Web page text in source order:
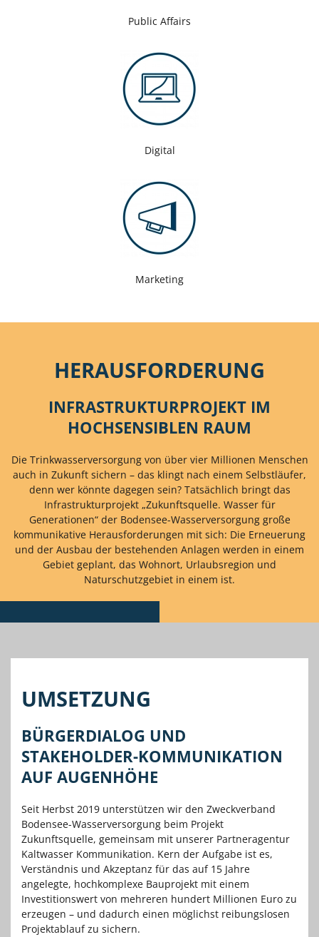
Public Affairs
Digital
Marketing
HERAUSFORDERUNG
INFRASTRUKTURPROJEKT IM
HOCHSENSIBLEN RAUM
Die Trinkwasserversorgung von über vier Millionen Menschen
auch in Zukunft sichern – das klingt nach einem Selbstläufer,
denn wer könnte dagegen sein? Tatsächlich bringt das
Infrastrukturprojekt „Zukunftsquelle. Wasser für
Generationen“ der Bodensee-Wasserversorgung große
kommunikative Herausforderungen mit sich: Die Erneuerung
und der Ausbau der bestehenden Anlagen werden in einem
Gebiet geplant, das Wohnort, Urlaubsregion und
Naturschutzgebiet in einem ist.
UMSETZUNG
BÜRGERDIALOG UND
STAKEHOLDER-KOMMUNIKATION
AUF AUGENHÖHE
Seit Herbst 2019 unterstützen wir den Zweckverband
Bodensee-Wasserversorgung beim Projekt
Zukunftsquelle, gemeinsam mit unserer Partneragentur
Kaltwasser Kommunikation. Kern der Aufgabe ist es,
Verständnis und Akzeptanz für das auf 15 Jahre
angelegte, hochkomplexe Bauprojekt mit einem
Investitionswert von mehreren hundert Millionen Euro zu
erzeugen – und dadurch einen möglichst reibungslosen
Projektablauf zu sichern.